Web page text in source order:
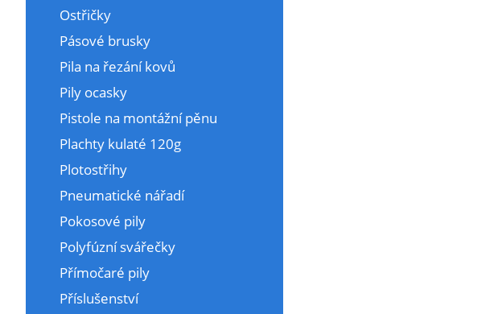
Ostřičky
Pásové brusky
Pila na řezání kovů
Pily ocasky
Pistole na montážní pěnu
Plachty kulaté 120g
Plotostřihy
Pneumatické nářadí
Pokosové pily
Polyfúzní svářečky
Přímočaré pily
Příslušenství